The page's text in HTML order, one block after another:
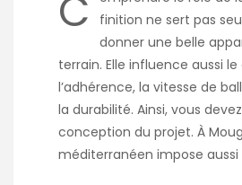
C
finition ne sert pas
donner une belle
terrain. Elle influence aussi
l’adhérence, la vitesse de
la durabilité. Ainsi, vous
conception du projet. À
méditerranéen impose